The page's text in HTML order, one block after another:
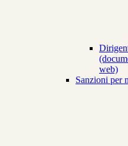
web)
Sanzioni per